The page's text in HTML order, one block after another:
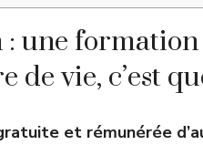
une
de vie, c’est
et rémunérée